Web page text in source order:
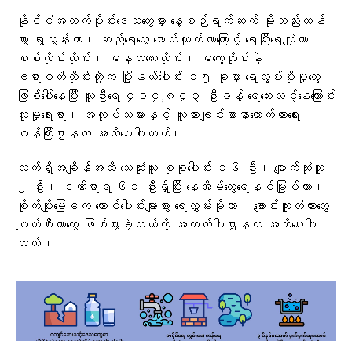
နိုင်ငံအထက်ပိုင်းဒေသတွေမှာ နေ့စဉ်ရက်ဆက် မိုးသည်းထန်
စွာ ရွာသွန်းတာ၊ ဆည်ရေတွေ ဖောက်ထုတ်တာကြောင့် ရေကြီးရေလျှံကာ
စစ်ကိုင်းတိုင်း၊ မန္တလေးတိုင်း၊ မကွေးတိုင်းနဲ့
ဧရာဝတီတိုင်းတို့က မြို့နယ်ပေါင်း ၁၅ ခုမှာ ရေလွှမ်းမိုးမှုတွေ
ဖြစ်ပေါ်နေပြီး လူဦးရေ ၄၁၄,၈၄၃ ဦးခန့် ရေဘေးသင့်နေကြောင်း
လူမှုရေးရာ၊ အလုပ်သမားနှင့် လူသားချင်းစာနာထောက်ထားရေး
ဝန်ကြီးဌာနက အသိပေးပါတယ်။
လက်ရှိအချိန်အထိ သေဆုံးသူ စုစုပေါင်း ၁၆ ဦး၊ ပျောက်ဆုံးသူ
၂ ဦး၊ ဒဏ်ရာရ ၆၁ ဦးရှိပြီး နေအိမ်တွေရေနစ်မြုပ်တာ၊
စိုက်ပျိုးမြေဧက ထောင်ပေါင်းများစွာ ရေလွှမ်းမိုးတာ၊ ချောင်းကူးတံတားတွေ
ပျက်စီးတာတွေ ဖြစ်ပွားခဲ့တယ်လို့ အထက်ပါဌာနက အသိပေးပါ
တယ်။